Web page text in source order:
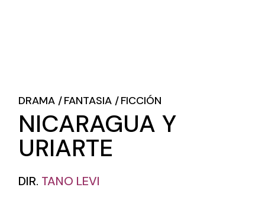
DRAMA FANTASIA FICCIÓN
NICARAGUA Y
URIARTE
DIR. TANO LEVI